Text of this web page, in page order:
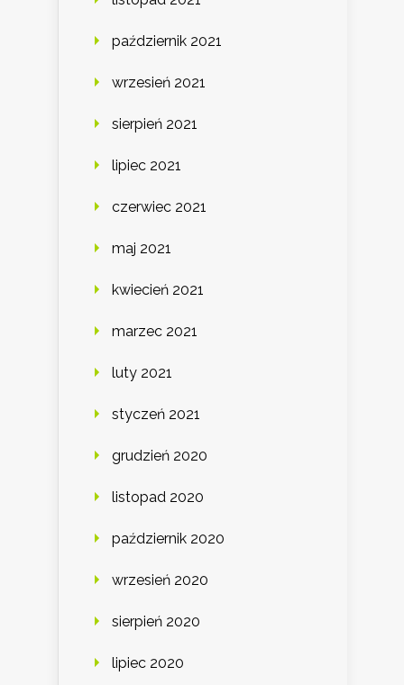
październik 2021
wrzesień 2021
sierpień 2021
lipiec 2021
czerwiec 2021
maj 2021
kwiecień 2021
marzec 2021
luty 2021
styczeń 2021
grudzień 2020
listopad 2020
październik 2020
wrzesień 2020
sierpień 2020
lipiec 2020